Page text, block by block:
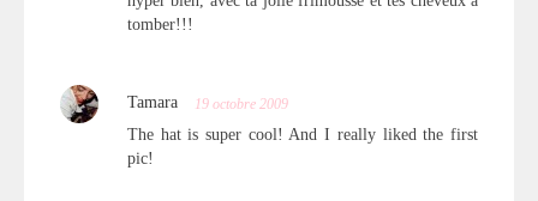
tomber!!!
Tamara 19 octobre 2009
The hat is super cool! And I really liked the first
pic!